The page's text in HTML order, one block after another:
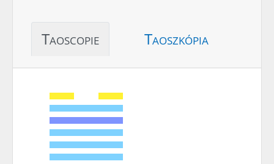
Taoscopie Taoszkópia